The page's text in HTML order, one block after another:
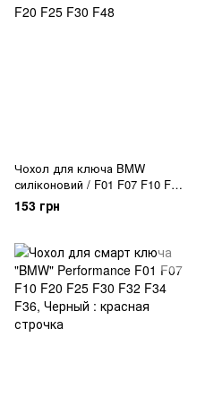
Чохол для ключа BMW
силіконовий / F01 F07 F10 F20
F25 F30 F48
153 грн